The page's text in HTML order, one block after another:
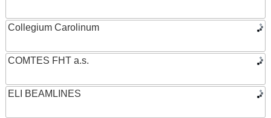
Collegium Carolinum
COMTES FHT a.s.
ELI BEAMLINES